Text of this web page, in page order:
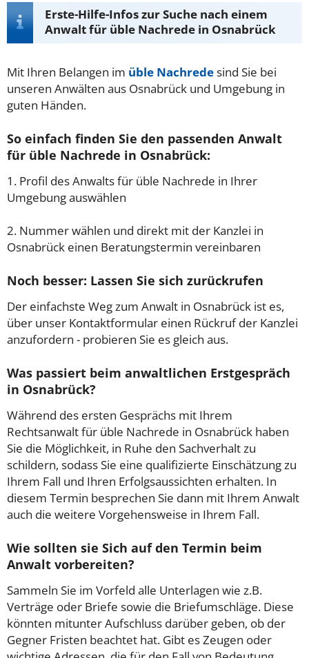
Erste-Hilfe-Infos zur Suche nach einem
Anwalt für üble Nachrede in Osnabrück
Mit Ihren Belangen im üble Nachredesind Sie bei
unseren Anwälten aus Osnabrück und Umgebung in
guten Händen.
So einfach finden Sie den passenden Anwalt
für üble Nachrede in Osnabrück:
1. Profil des Anwalts für üble Nachrede in Ihrer
Umgebung auswählen
2. Nummer wählen und direkt mit der Kanzlei in
Osnabrück einen Beratungstermin vereinbaren
Noch besser: Lassen Sie sich zurückrufen
Der einfachste Weg zum Anwalt in Osnabrück ist es,
über unser Kontaktformular einen Rückruf der Kanzlei
anzufordern - probieren Sie es gleich aus.
Was passiert beim anwaltlichen Erstgespräch
in Osnabrück?
Während des ersten Gesprächs mit Ihrem
Rechtsanwalt für üble Nachrede in Osnabrück haben
Sie die Möglichkeit, in Ruhe den Sachverhalt zu
schildern, sodass Sie eine qualifizierte Einschätzung zu
Ihrem Fall und Ihren Erfolgsaussichten erhalten. In
diesem Termin besprechen Sie dann mit Ihrem Anwalt
auch die weitere Vorgehensweise in Ihrem Fall.
Wie sollten sie Sich auf den Termin beim
Anwalt vorbereiten?
Sammeln Sie im Vorfeld alle Unterlagen wie z.B.
Verträge oder Briefe sowie die Briefumschläge. Diese
könnten mitunter Aufschluss darüber geben, ob der
Gegner Fristen beachtet hat. Gibt es Zeugen oder